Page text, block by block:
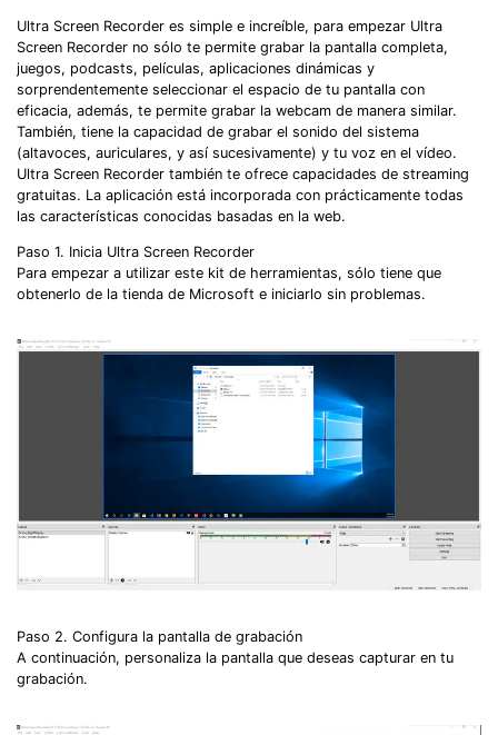
Ultra Screen Recorder es simple e increíble, para empezar Ultra
Screen Recorder no sólo te permite grabar la pantalla completa,
juegos, podcasts, películas, aplicaciones dinámicas y
sorprendentemente seleccionar el espacio de tu pantalla con
eficacia, además, te permite grabar la webcam de manera similar.
También, tiene la capacidad de grabar el sonido del sistema
(altavoces, auriculares, y así sucesivamente) y tu voz en el vídeo.
Ultra Screen Recorder también te ofrece capacidades de streaming
gratuitas. La aplicación está incorporada con prácticamente todas
las características conocidas basadas en la web.
Paso 1. Inicia Ultra Screen Recorder
Para empezar a utilizar este kit de herramientas, sólo tiene que
obtenerlo de la tienda de Microsoft e iniciarlo sin problemas.
Paso 2. Configura la pantalla de grabación
A continuación, personaliza la pantalla que deseas capturar en tu
grabación.